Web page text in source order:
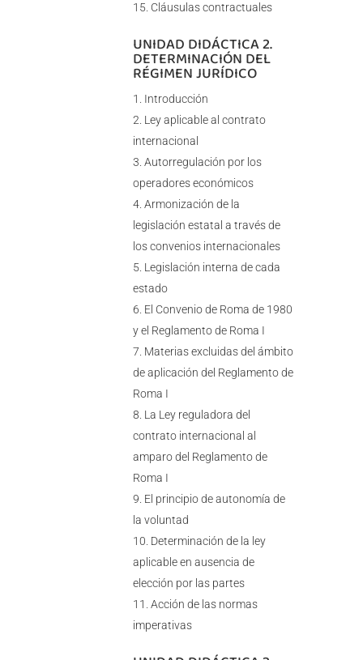
Cláusulas contractuales
UNIDAD DIDÁCTICA 2.
DETERMINACIÓN DEL
RÉGIMEN JURÍDICO
Introducción
Ley aplicable al contrato
internacional
Autorregulación por los
operadores económicos
Armonización de la
legislación estatal a través de
los convenios internacionales
Legislación interna de cada
estado
El Convenio de Roma de 1980
y el Reglamento de Roma I
Materias excluidas del ámbito
de aplicación del Reglamento de
Roma I
La Ley reguladora del
contrato internacional al
amparo del Reglamento de
Roma I
El principio de autonomía de
la voluntad
Determinación de la ley
aplicable en ausencia de
elección por las partes
Acción de las normas
imperativas